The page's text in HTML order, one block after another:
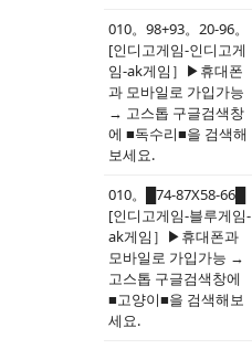
010。98+93。20-96。
[인디고게임-인디고게
임-ak게임］▶휴대폰
과 모바일로 가입가능
→ 고스톱 구글검색창
에 ■독수리■을 검색해
보세요.
010。█74-87X58-66█
[인디고게임-블루게임-
ak게임］▶휴대폰과
모바일로 가입가능 →
고스톱 구글검색창에
■고양이■을 검색해보
세요.